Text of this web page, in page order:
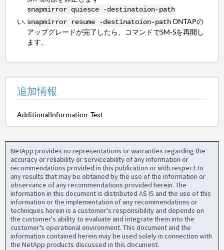
snapmirror quiesce -destinatoion-path
snapmirror resume -destinatoion-pathONTAPの
アップグレードが完了したら、コマンドでSM-Sを再開し
ます。
追加情報
AdditionalInformation_Text
NetApp provides no representations or warranties regarding the
accuracy or reliability or serviceability of any information or
recommendations provided in this publication or with respect to
any results that may be obtained by the use of the information or
observance of any recommendations provided herein. The
information in this document is distributed AS IS and the use of this
information or the implementation of any recommendations or
techniques herein is a customer's responsibility and depends on
the customer's ability to evaluate and integrate them into the
customer's operational environment. This document and the
information contained herein may be used solely in connection with
the NetApp products discussed in this document.